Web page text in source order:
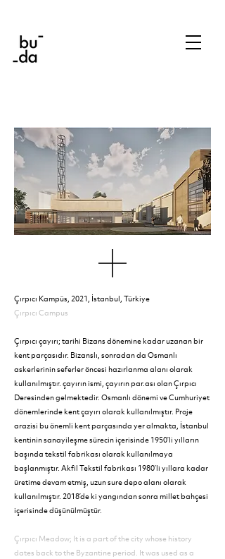
Çırpıcı Kampüs,2021, İstanbul, Türkiye
Çırpıcı Campus
Çırpıcı çayırı; tarihi Bizans dönemine kadar uzanan bir
kent parçasıdır. Bizanslı, sonradan da Osmanlı
askerlerinin seferler öncesi hazırlanma alanı olarak
kullanılmıştır. çayırın ismi, çayırın par.ası olan Çırpıcı
Deresinden gelmektedir. Osmanlı dönemi ve Cumhuriyet
dönemlerinde kent çayırı olarak kullanılmıştır. Proje
arazisi bu önemli kent parçasında yer almakta, İstanbul
kentinin sanayileşme sürecin içerisinde 1950’li yılların
başında tekstil fabrikası olarak kullanılmaya
başlanmıştır. Akfil Tekstil fabrikası 1980’li yıllara kadar
üretime devam etmiş, uzun sure depo alanı olarak
kullanılmıştır. 2018’de ki yangından sonra millet bahçesi
içerisinde düşünülmüştür.
Çırpıcı Meadow; It is a part of the city whose history
dates back to the Byzantine period. It was used as a